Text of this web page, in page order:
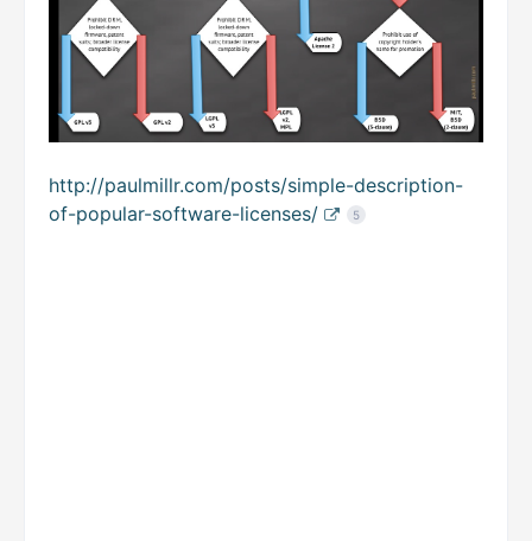
http://paulmillr.com/posts/simple-description-
of-popular-software-licenses/
5